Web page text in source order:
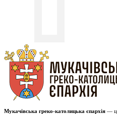
Мукачівська греко-католицька єпархія —